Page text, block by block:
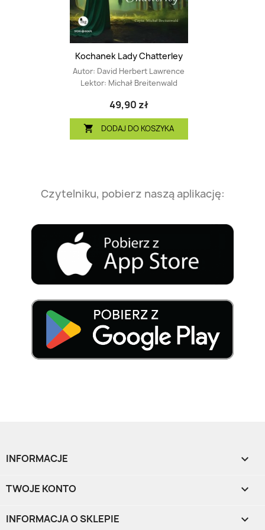
Kochanek Lady Chatterley
Autor: David Herbert Lawrence
Lektor: Michał Breitenwald
49,90 zł
 DODAJ DO KOSZYKA
Czytelniku, pobierz naszą aplikację:
INFORMACJE 
TWOJE KONTO 
INFORMACJA O SKLEPIE keyboard_arrow_down